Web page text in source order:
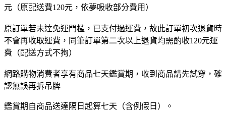
元（原配送費120元，依夢吸收部分費用）
原訂單若未達免運門檻，已支付過運費，故此訂單初次退貨時
不會再收取運費，同筆訂單第二次以上退貨均需酌收120元運
費（配送方式不拘）
網路購物消費者享有商品七天鑑賞期 ，收到商品請先試穿，確
認無誤再拆吊牌
鑑賞期自商品送達隔日起算七天（含例假日）。